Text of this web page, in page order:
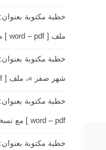
خطبة مكتوبة
ملف [ word – pdf ] مع نسخة الموقع.
خطبة مكتوبة
شهر صفر »، ملف [ word – pdf ] مع نسخة الموقع.
خطبة مكتوبة
word – pdf ] مع نسخة الموقع.
خطبة مكتوبة